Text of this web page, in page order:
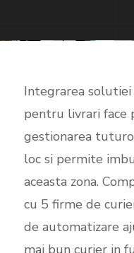
Integrarea solutiei
pentru livrari face
gestionarea
loc si permite
aceasta zona.
cu 5 firme de
de automatizare
mai bun curier in